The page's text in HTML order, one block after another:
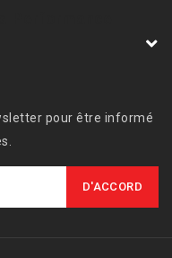
pour être informé